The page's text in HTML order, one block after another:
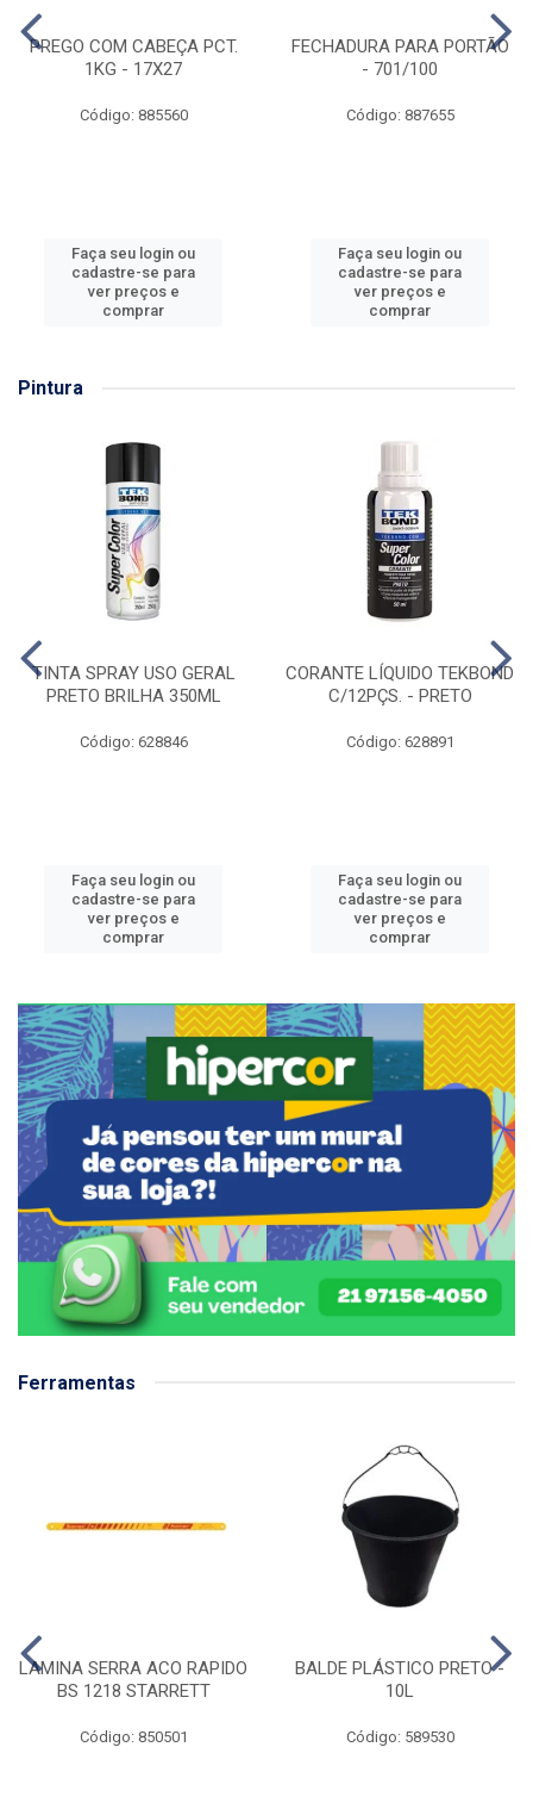
PREGO COM CABEÇA PCT.
1KG - 17X27
Código: 885560
Faça seu login ou
cadastre-se para
ver preços e
comprar
FECHADURA PARA PORTÃO
- 701/100
Código: 887655
Faça seu login ou
cadastre-se para
ver preços e
comprar
Pintura
TINTA SPRAY USO GERAL
PRETO BRILHA 350ML
Código: 628846
Faça seu login ou
cadastre-se para
ver preços e
comprar
CORANTE LÍQUIDO TEKBOND
C/12PÇS. - PRETO
Código: 628891
Faça seu login ou
cadastre-se para
ver preços e
comprar
Ferramentas
LAMINA SERRA ACO RAPIDO
BS 1218 STARRETT
Código: 850501
BALDE PLÁSTICO PRETO -
10L
Código: 589530